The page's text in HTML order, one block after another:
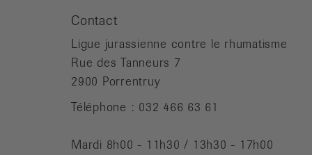
Contact
Ligue jurassienne contre le rhumatisme
Rue des Tanneurs 7
2900 Porrentruy
Téléphone : 032 466 63 61
Mardi 8h00 - 11h30 / 13h30 - 17h00